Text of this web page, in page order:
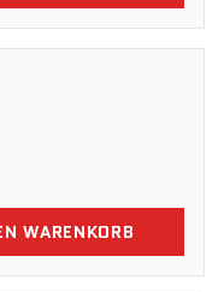
WARENKORB